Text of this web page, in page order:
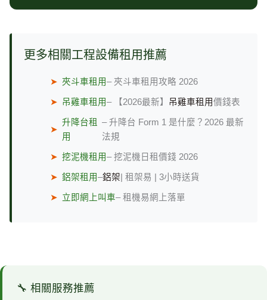
更多相關工程設備租用推薦
➤ 夾斗車租用– 夾斗車租用攻略 2026
➤ 吊雞車租用– 【2026最新】 吊雞車租用價錢表
➤
升降台租
用
– 升降台 Form 1 是什麼？2026 最新
法規
➤ 挖泥機租用– 挖泥機日租價錢 2026
➤ 鋁架租用–鋁架 | 租架易 | 3小時送貨
➤ 立即網上叫車– 租機易網上落單
🔧 相關服務推薦